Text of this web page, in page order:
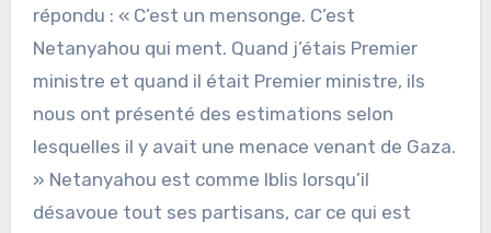
répondu : « C’est un mensonge. C’est
Netanyahou qui ment. Quand j’étais Premier
ministre et quand il était Premier ministre, ils
nous ont présenté des estimations selon
lesquelles il y avait une menace venant de Gaza.
» Netanyahou est comme Iblis lorsqu’il
désavoue tout ses partisans, car ce qui est